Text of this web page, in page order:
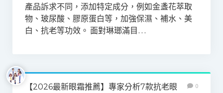
產品訴求不同，添加特定成分，例如金盞花萃取
物、玻尿酸、膠原蛋白等，加強保濕、補水、美
白、抗老等功效。 面對琳瑯滿目…
【2026最新眼霜推薦】專家分析7款抗老眼
0